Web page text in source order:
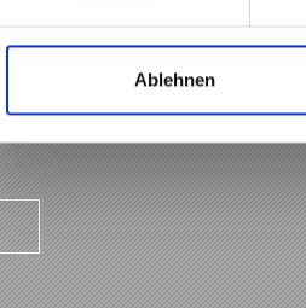
Ablehnen
Wanderung vom Stilfserjoch
oder von der Furkelhütte